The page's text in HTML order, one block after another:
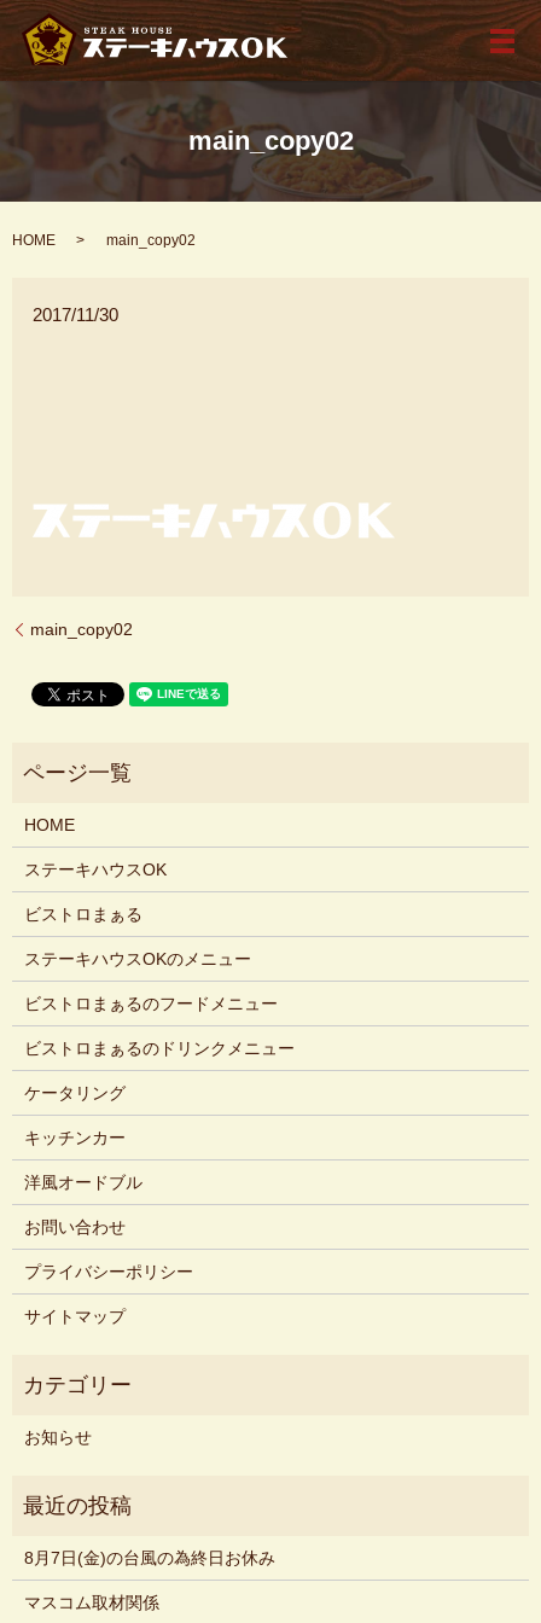
メ
main_copy02
HOME main_copy02
2017/11/30
main_copy02
HOME
ステーキハウスOK
ビストロまぁる
ステーキハウスOKのメニュー
ビストロまぁるのフードメニュー
ビストロまぁるのドリンクメニュー
ケータリング
キッチンカー
洋風オードブル
お問い合わせ
プライバシーポリシー
サイトマップ
お知らせ
8月7日(金)の台風の為終日お休み
マスコム取材関係